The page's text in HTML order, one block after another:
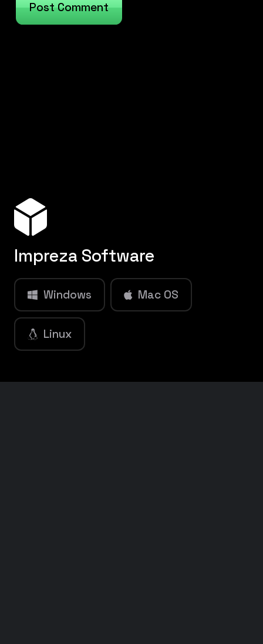
Post Comment
Impreza Software
Windows Mac OS
Linux